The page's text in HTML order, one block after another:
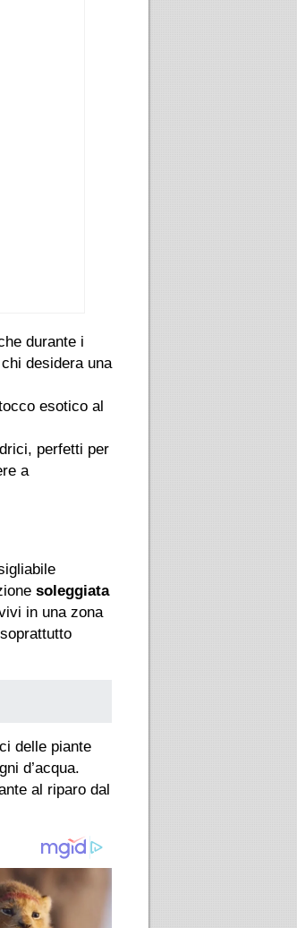
durante i
desidera una
esotico al
perfetti per
a
soleggiata
in una zona
delle piante
d’acqua.
al riparo dal